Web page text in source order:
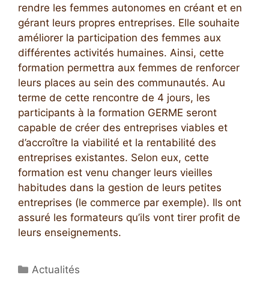
rendre les femmes autonomes en créant et en
gérant leurs propres entreprises. Elle souhaite
améliorer la participation des femmes aux
différentes activités humaines. Ainsi, cette
formation permettra aux femmes de renforcer
leurs places au sein des communautés. Au
terme de cette rencontre de 4 jours, les
participants à la formation GERME seront
capable de créer des entreprises viables et
d’accroître la viabilité et la rentabilité des
entreprises existantes. Selon eux, cette
formation est venu changer leurs vieilles
habitudes dans la gestion de leurs petites
entreprises (le commerce par exemple). Ils ont
assuré les formateurs qu’ils vont tirer profit de
leurs enseignements.
Catégories
Actualités